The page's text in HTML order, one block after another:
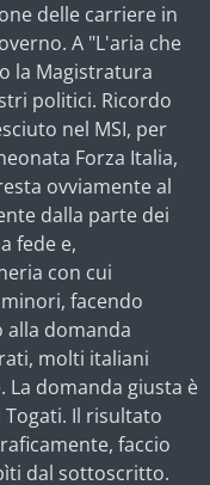
delle carriere in
A "L'aria che
la Magistratura
politici. Ricordo
nel MSI, per
Forza Italia,
ovviamente al
dalla parte dei
fede e,
con cui
facendo
alla domanda
molti italiani
domanda giusta è
Il risultato
faccio
dal sottoscritto.